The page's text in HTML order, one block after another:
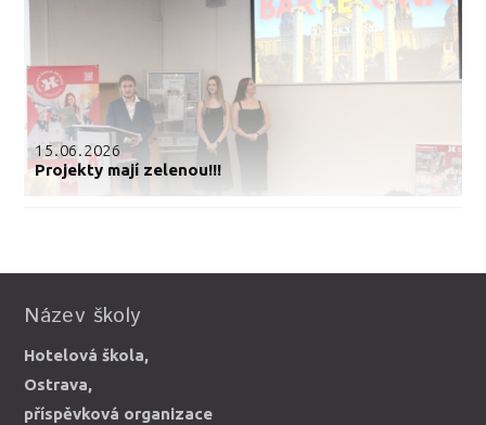
15.06.2026
Projekty mají zelenou!!!
Název školy
Hotelová škola,
Ostrava,
příspěvková organizace